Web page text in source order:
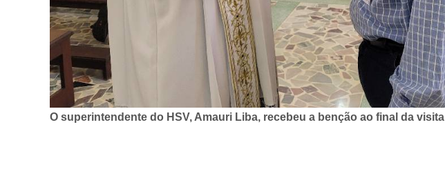
O superintendente do HSV, Amauri Liba, recebeu a benção ao final da visita